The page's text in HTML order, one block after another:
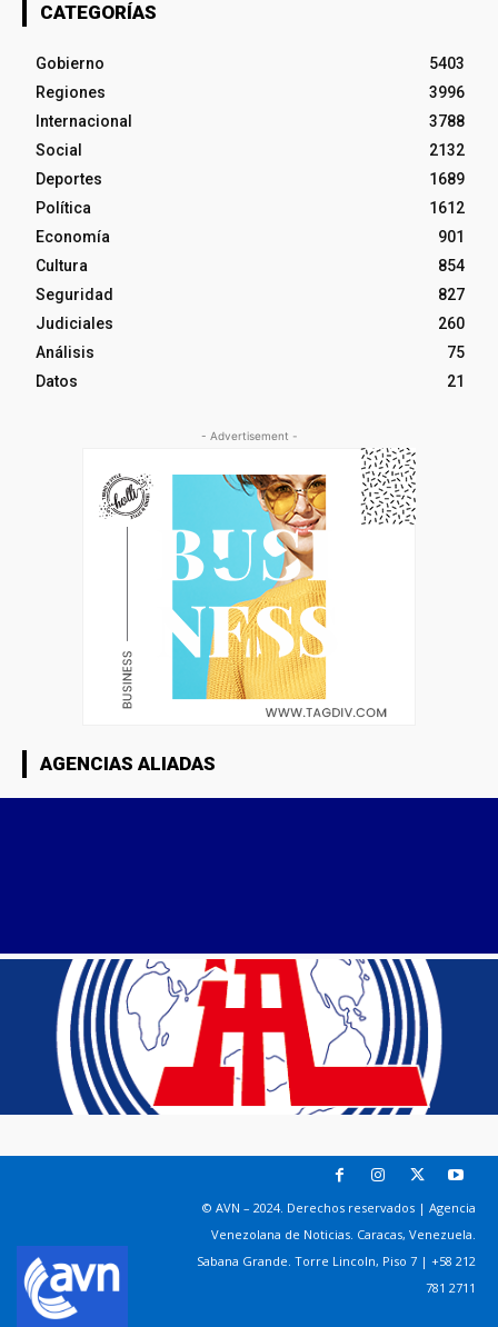
CATEGORÍAS
Gobierno
5403
Regiones
3996
Internacional
3788
Social
2132
Deportes
1689
Política
1612
Economía
901
Cultura
854
Seguridad
827
Judiciales
260
Análisis
75
Datos
21
- Advertisement -
AGENCIAS ALIADAS
© AVN – 2024. Derechos reservados | Agencia
Venezolana de Noticias. Caracas, Venezuela.
Sabana Grande. Torre Lincoln, Piso 7 | +58 212
781 2711